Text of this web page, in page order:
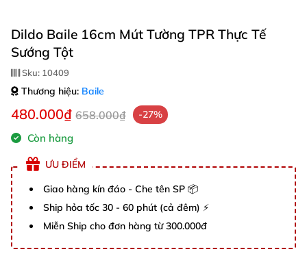
Dildo Baile 16cm Mút Tường TPR Thực Tế
Sướng Tột
Sku: 10409
Thương hiệu: Baile
480.000₫ 658.000₫ -27%
Còn hàng
ƯU ĐIỂM
Giao hàng kín đáo - Che tên SP 📦
Ship hỏa tốc 30 - 60 phút (cả đêm) ⚡
Miễn Ship cho đơn hàng từ 300.000đ